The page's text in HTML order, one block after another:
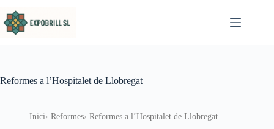
Reformes a l’Hospitalet de Llobregat
Inici Reformes Reformes a l’Hospitalet de Llobregat